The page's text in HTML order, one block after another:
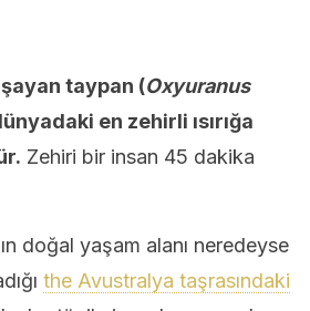
taypan (Oxyuranus
en zehirli ısırığa
Zehiri bir insan 45 dakika
doğal yaşam alanı neredeyse
the Avustralya taşrasındaki